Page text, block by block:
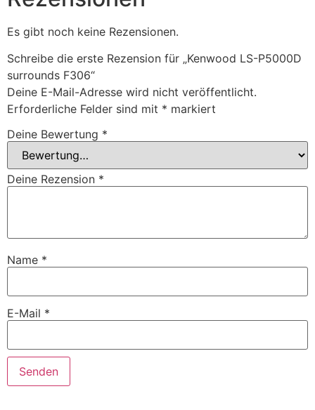
Es gibt noch keine Rezensionen.
Schreibe die erste Rezension für „Kenwood LS-P5000D
surrounds F306“
Deine E-Mail-Adresse wird nicht veröffentlicht.
Erforderliche Felder sind mit * markiert
Deine Bewertung *
Deine Rezension *
Name *
E-Mail *